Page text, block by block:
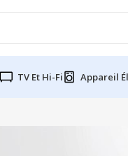
TV Et Hi-Fi Appareil